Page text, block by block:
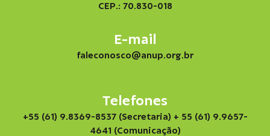
CEP.: 70.830-018
E-mail
faleconosco@anup.org.br
Telefones
+55 (61) 9.8369-8537 (Secretaria) + 55 (61) 9.9657-
4641 (Comunicação)